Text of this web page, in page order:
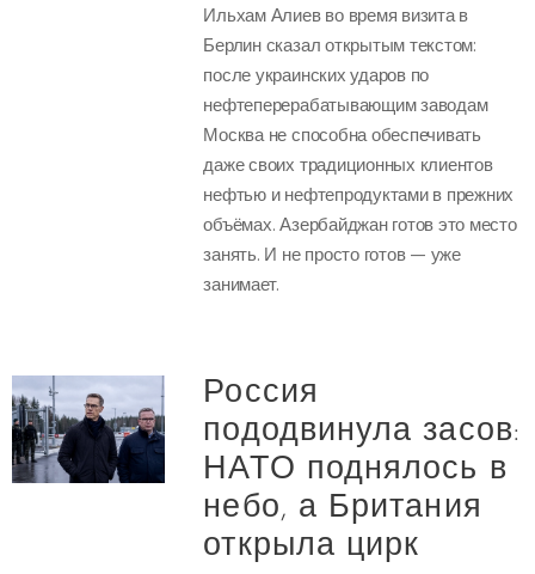
Ильхам Алиев во время визита в
Берлин сказал открытым текстом:
после украинских ударов по
нефтеперерабатывающим заводам
Москва не способна обеспечивать
даже своих традиционных клиентов
нефтью и нефтепродуктами в прежних
объёмах. Азербайджан готов это место
занять. И не просто готов — уже
занимает.
Россия
пододвинула засов:
НАТО поднялось в
небо, а Британия
открыла цирк